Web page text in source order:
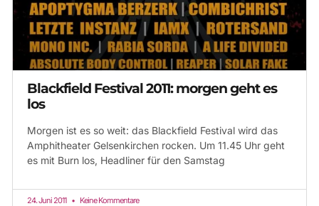
Blackfield Festival 2011: morgen geht es
los
Morgen ist es so weit: das Blackfield Festival wird das
Amphitheater Gelsenkirchen rocken. Um 11.45 Uhr geht
es mit Burn los, Headliner für den Samstag
24. Juni 2011 Keine Kommentare